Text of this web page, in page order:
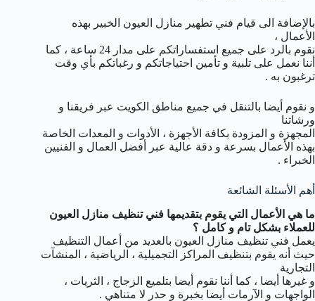
بالإضافة الى قيام فني تطهير منازل العيون الخبير بهذه
الأعمال ،
نقوم بالرد على جميع استفساراتكم على مدار 24 ساعة ، كما
أننا نعمل على تلبية و تأمين احتياجاتكم و رغباتكم بأي وقت
ترغبون به .
و نقوم أيضا بالتنقل في جميع مناطق الكويت عبر فريقنا و
ورشاتنا
المجهزة و المزودة بكافة الأجهزة ، الأدوات و المعدات الخاصة
بهذه الأعمال بسرعة و دقة عالية عبر أفضل العمال و الفنيين
الخبراء .
أهم الأسئلة الشائعة
ما هي الأعمال التي يقوم بتقديمها فني تنظيف منازل العيون
للعملاء بشكل تام و كامل ؟
يعمل فني تنظيف منازل العيون بالعديد من أعمال التنظيف
حيث أنه يقوم بتنظيف المراكز التجميلية ، الرياضية ، المنشآت
التجارية
و غيرها أيضا ، كما أننا نقوم أيضا بتلميع الزجاج ، الثريات ،
الواجهات و الآرمات أيضا بخبرة و حذر لا متناهي .